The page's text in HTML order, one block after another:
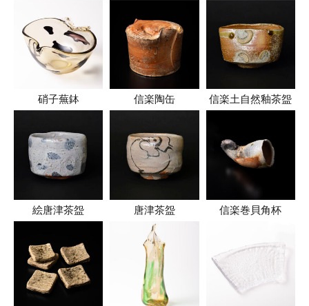
硝子蕪鉢 信楽陶缶 信楽土自然釉茶盌
絵唐津茶盌 唐津茶盌 信楽巻貝角杯